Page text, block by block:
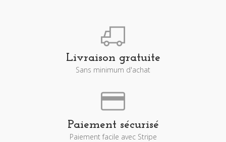
Livraison gratuite
Sans minimum d'achat
Paiement sécurisé
Paiement facile avec Stripe